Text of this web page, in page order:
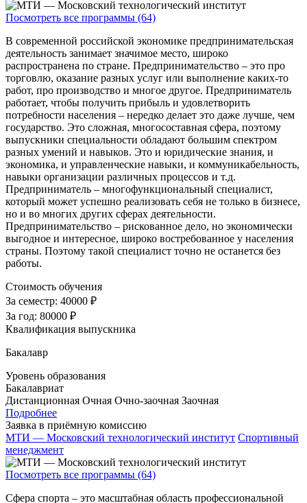
Посмотреть все программы (64)
В современной российской экономике предпринимательская
деятельность занимает значимое место, широко
распространена по стране. Предпринимательство – это про
торговлю, оказание разных услуг или выполнение каких-то
работ, про производство и многое другое. Предприниматель
работает, чтобы получить прибыль и удовлетворить
потребности населения – нередко делает это даже лучше, чем
государство. Это сложная, многосоставная сфера, поэтому
выпускники специальности обладают большим спектром
разных умений и навыков. Это и юридические знания, и
экономика, и управленческие навыки, и коммуникабельность,
навыки организации различных процессов и т.д.
Предприниматель – многофункциональный специалист,
который может успешно реализовать себя не только в бизнесе,
но и во многих других сферах деятельности.
Предпринимательство – рискованное дело, но экономически
выгодное и интересное, широко востребованное у населения
страны. Поэтому такой специалист точно не останется без
работы.
Стоимость обучения
За семестр: 40000 ₽
За год: 80000 ₽
Квалификация выпускника
Бакалавр
Уровень образования
Бакалавриат
Дистанционная Очная Очно-заочная Заочная
Подробнее
Заявка в приёмную комиссию
МТИ — Московский технологический институт Спортивный
менеджмент
Посмотреть все программы (64)
Сфера спорта – это масштабная область профессиональной